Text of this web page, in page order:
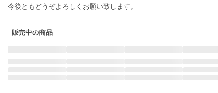
今後ともどうぞよろしくお願い致します。
販売中の商品